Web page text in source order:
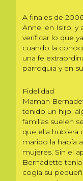
A finales de
Anne, en Isiro, y
verificar lo que
cuando la
una fe
parroquia y en
Fidelidad
Maman
tenido un hijo,
familias suelen
que ella hubiera
marido la había
mujeres. Sin el
Bernadette
cogía su